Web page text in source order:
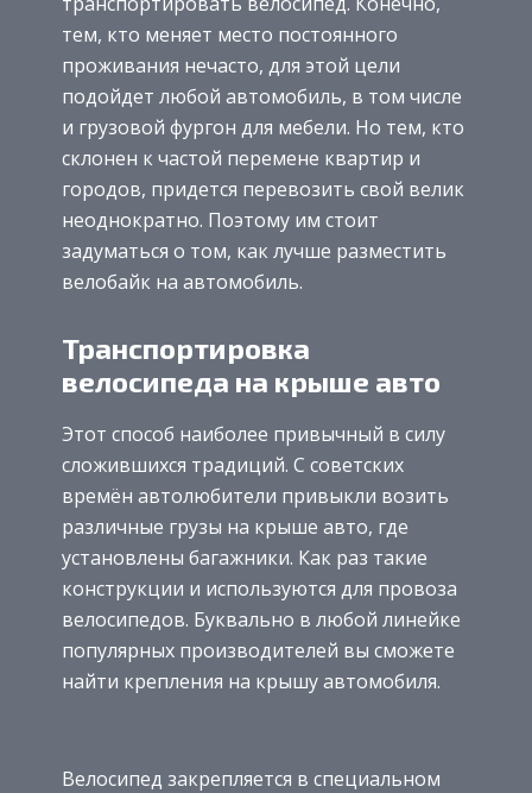
тем, кто меняет место постоянного
проживания нечасто, для этой цели
подойдет любой автомобиль, в том числе
и грузовой фургон для мебели. Но тем, кто
склонен к частой перемене квартир и
городов, придется перевозить свой велик
неоднократно. Поэтому им стоит
задуматься о том, как лучше разместить
велобайк на автомобиль.
Транспортировка
велосипеда на крыше авто
Этот способ наиболее привычный в силу
сложившихся традиций. С советских
времён автолюбители привыкли возить
различные грузы на крыше авто, где
установлены багажники. Как раз такие
конструкции и используются для провоза
велосипедов. Буквально в любой линейке
популярных производителей вы сможете
найти крепления на крышу автомобиля.
Велосипед закрепляется в специальном